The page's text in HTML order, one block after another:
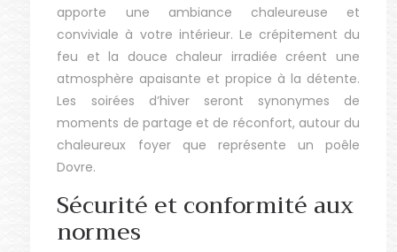
apporte une ambiance chaleureuse et
conviviale à votre intérieur. Le crépitement du
feu et la douce chaleur irradiée créent une
atmosphère apaisante et propice à la détente.
Les soirées d’hiver seront synonymes de
moments de partage et de réconfort, autour du
chaleureux foyer que représente un poêle
Dovre.
Sécurité et conformité aux
normes